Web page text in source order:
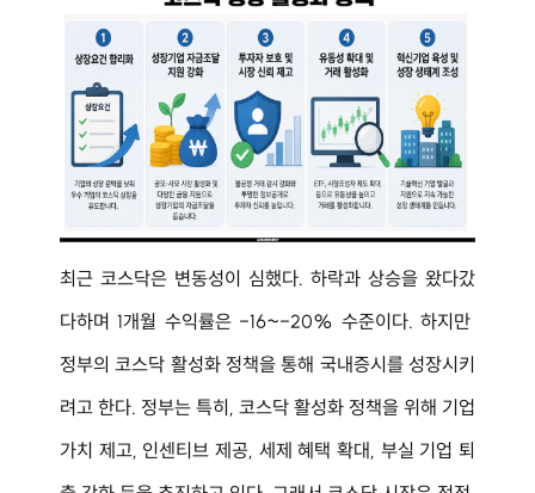
최근 코스닥은 변동성이 심했다. 하락과 상승을 왔다갔
다하며 1개월 수익률은 -16~-20% 수준이다. 하지만
정부의 코스닥 활성화 정책을 통해 국내증시를 성장시키
려고 한다. 정부는 특히, 코스닥 활성화 정책을 위해 기업
가치 제고, 인센티브 제공, 세제 혜택 확대, 부실 기업 퇴